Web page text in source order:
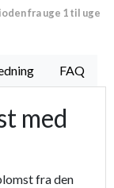
fra uge 1 til uge
FAQ
med
fra den